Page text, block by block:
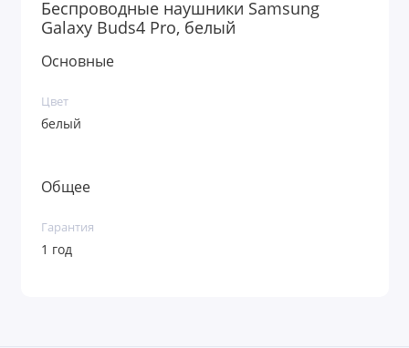
Беспроводные наушники Samsung
Galaxy Buds4 Pro, белый
Основные
Цвет
белый
Общее
Гарантия
1 год